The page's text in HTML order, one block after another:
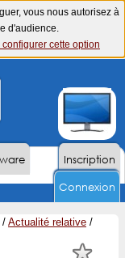
vous nous autorisez à
d'audience.
cette option
Inscription
Connexion
/ Actualité relative /